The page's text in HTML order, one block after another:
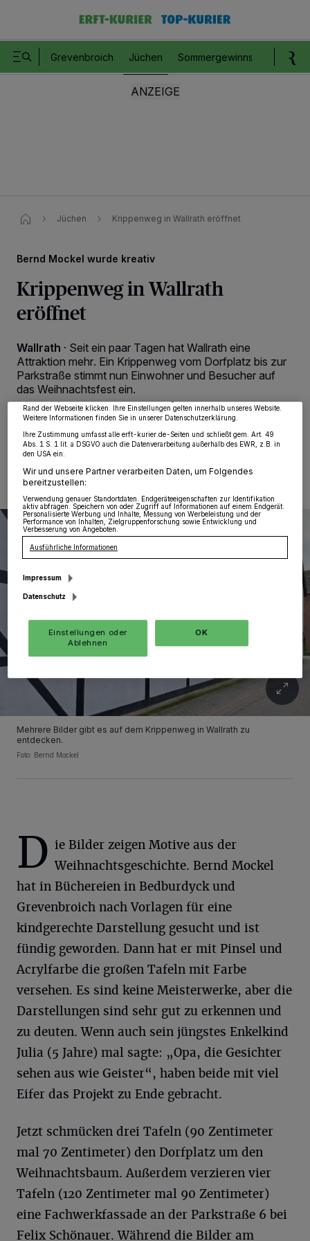
Grevenbroich Jüchen Sommergewinnspiel
Jüchen Krippenweg in Wallrath eröffnet​
Bernd Mockel wurde kreativ
Krippenweg in Wallrath
eröffnet
Wallrath · Seit ein paar Tagen hat Wallrath eine
Attraktion mehr. Ein Krippenweg vom Dorfplatz bis zur
Parkstraße stimmt nun Einwohner und Besucher auf
das Weihnachtsfest ein.
19.12.2023 , 12:00 Uhr Eine Minute Lesezeit
Mehrere Bilder gibt es auf dem Krippenweg in Wallrath zu
entdecken.
Foto: Bernd Mockel
D ie Bilder zeigen Motive aus der
Weihnachtsgeschichte. Bernd Mockel
hat in Büchereien in Bedburdyck und
Grevenbroich nach Vorlagen für eine
kindgerechte Darstellung gesucht und ist
fündig geworden. Dann hat er mit Pinsel und
Acrylfarbe die großen Tafeln mit Farbe
versehen. Es sind keine Meisterwerke, aber die
Darstellungen sind sehr gut zu erkennen und
zu deuten. Wenn auch sein jüngstes Enkelkind
Julia (5 Jahre) mal sagte: „Opa, die Gesichter
sehen aus wie Geister“, haben beide mit viel
Eifer das Projekt zu Ende gebracht.
Jetzt schmücken drei Tafeln (90 Zentimeter
mal 70 Zentimeter) den Dorfplatz um den
Weihnachtsbaum. Außerdem verzieren vier
Tafeln (120 Zentimeter mal 90 Zentimeter)
eine Fachwerkfassade an der Parkstraße 6 bei
Felix Schönauer. Während die Bilder am
von OK aktivieren Sie Tracking-Technologien für die unter „Wir und unsere
Partner verarbeiten Daten, um Ihnen Dienste bereitzustellen“ aufgeführten
Zwecke. Wenn Tracker deaktiviert sind, sind manche Inhalte und Anzeigen
möglicherweise nicht mehr so relevant für Sie. Sie können dieses Menü jederzeit
wieder aufrufen, um Ihre Einstellungen zu ändern oder Ihre Einwilligung zu
Rand der Webseite klicken. Ihre Einstellungen gelten innerhalb unseres Website.
Weitere Informationen finden Sie in unserer Datenschutzerklärung.
Ihre Zustimmung umfasst alle erft-kurier.de-Seiten und schließt gem. Art. 49
Abs. 1 S. 1 lit. a DSGVO auch die Datenverarbeitung außerhalb des EWR, z.B. in
den USA ein.
Wir und unsere Partner verarbeiten Daten, um Folgendes
bereitzustellen:
Verwendung genauer Standortdaten. Endgeräteeigenschaften zur Identifikation
aktiv abfragen. Speichern von oder Zugriff auf Informationen auf einem Endgerät.
Personalisierte Werbung und Inhalte, Messung von Werbeleistung und der
Performance von Inhalten, Zielgruppenforschung sowie Entwicklung und
Verbesserung von Angeboten.
Ausführliche Informationen
Impressum
Datenschutz
Einstellungen oder
Ablehnen
OK